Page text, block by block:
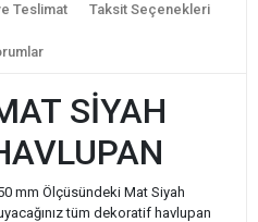
Teslimat Taksit Seçenekleri
SİYAH
mm Ölçüsündeki Mat Siyah
tüm dekoratif havlupan